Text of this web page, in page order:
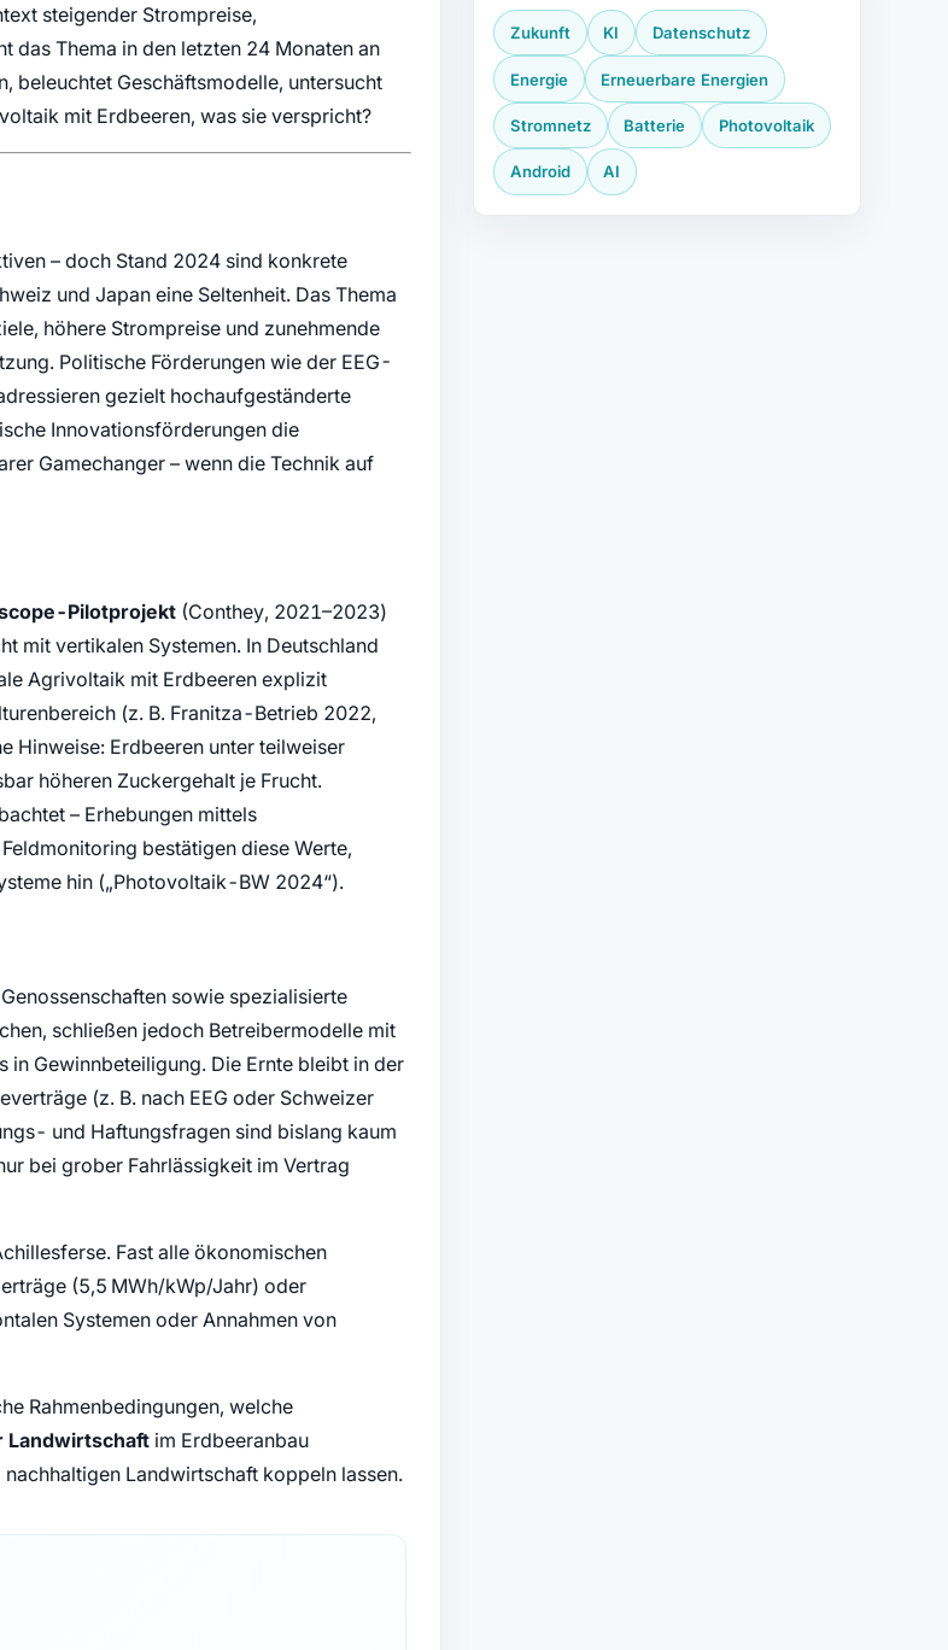
steigender Strompreise,
das Thema in den letzten 24 Monaten an
beleuchtet Geschäftsmodelle, untersucht
mit Erdbeeren, was sie verspricht?
– doch Stand 2024 sind konkrete
und Japan eine Seltenheit. Das Thema
höhere Strompreise und zunehmende
Politische Förderungen wie der EEG-
gezielt hochaufgeständerte
Innovationsförderungen die
Gamechanger – wenn die Technik auf
Pilotprojekt(Conthey, 2021–2023)
mit vertikalen Systemen. In Deutschland
Agrivoltaik mit Erdbeeren explizit
(z. B. Franitza-Betrieb 2022,
Hinweise: Erdbeeren unter teilweiser
höheren Zuckergehalt je Frucht.
– Erhebungen mittels
bestätigen diese Werte,
hin ( Photovoltaik-BW 2024 ).
sowie spezialisierte
schließen jedoch Betreibermodelle mit
in Gewinnbeteiligung. Die Ernte bleibt in der
(z. B. nach EEG oder Schweizer
und Haftungsfragen sind bislang kaum
bei grober Fahrlässigkeit im Vertrag
Fast alle ökonomischen
(5,5 MWh/kWp/Jahr) oder
Systemen oder Annahmen von
Rahmenbedingungen, welche
Landwirtschaftim Erdbeeranbau
Landwirtschaft koppeln lassen.
Zukunft KI Datenschutz
Energie Erneuerbare Energien
Stromnetz Batterie Photovoltaik
Android AI